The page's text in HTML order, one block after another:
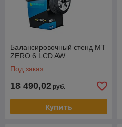
Балансировочный стенд MT
ZERO 6 LCD AW
Под заказ
18 490,02 руб.
Купить